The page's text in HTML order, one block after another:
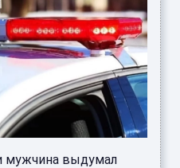
мужчина выдумал